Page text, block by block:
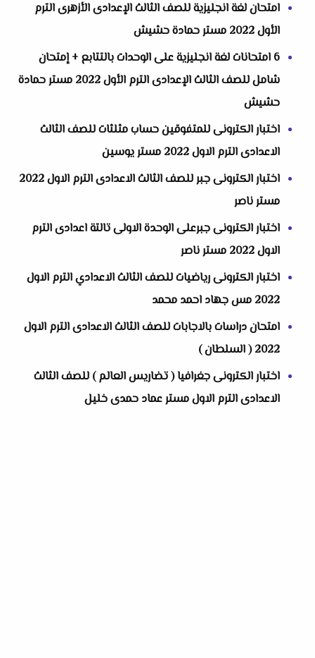
‏‏امتحان لغة انجليزية للصف الثالث الإعدادى الأزهرى الترم
الأول 2022 مستر حمادة حشيش
6 امتحانات لغة انجليزية على الوحدات بالتتابع + إمتحان
شامل للصف الثالث الإعدادى الترم الأول 2022 مستر حمادة
حشيش
اختبار الكترونى للمتفوقين حساب مثلثات للصف الثالث
الاعدادى الترم الاول 2022 مستر يوسين
اختبار الكترونى جبر للصف الثالث الاعدادى الترم الاول 2022
مستر ناصر
اختبار الكترونى جبرعلى الوحدة الاولى تالتة اعدادى الترم
الاول 2022 مستر ناصر
اختبار الكترونى رياضيات للصف الثالث الاعدادي الترم الاول
2022 مس جهاد احمد محمد
امتحان دراسات بالاجابات للصف الثالث الاعدادى الترم الاول
2022 ( السلطان )
اختبار الكترونى جغرافيا ( تضاريس العالم ) للصف الثالث
الاعدادى الترم الاول مستر عماد حمدى خليل